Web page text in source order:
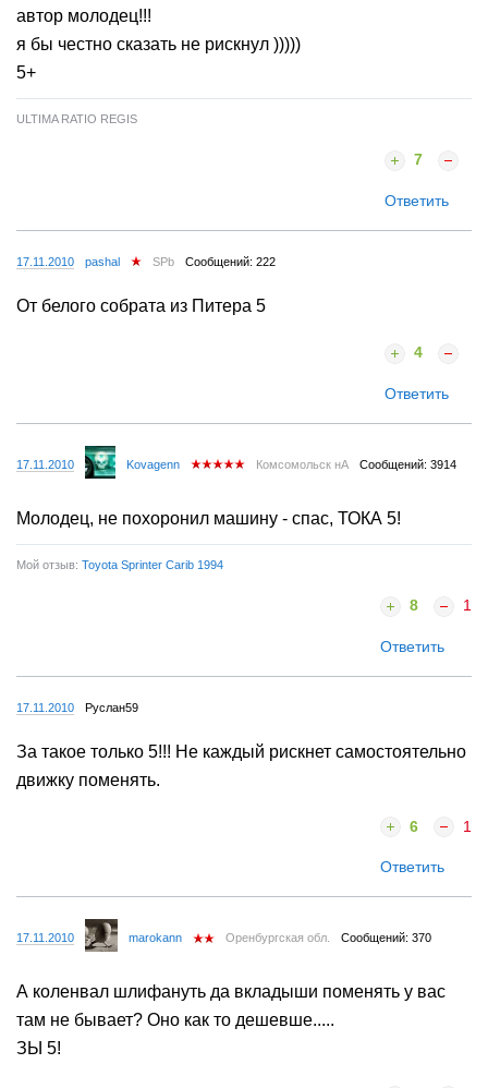
автор молодец!!!
я бы честно сказать не рискнул )))))
5+
ULTIMA RATIO REGIS
7
Ответить
17.11.2010 pashal SPb Сообщений: 222
От белого собрата из Питера 5
4
Ответить
17.11.2010 Kovagenn Комсомольск нА Сообщений: 3914
Молодец, не похоронил машину - спас, ТОКА 5!
Мой отзыв: Toyota Sprinter Carib 1994
8 1
Ответить
17.11.2010 Руслан59
За такое только 5!!! Не каждый рискнет самостоятельно
движку поменять.
6 1
Ответить
17.11.2010 marokann Оренбургская обл. Сообщений: 370
А коленвал шлифануть да вкладыши поменять у вас
там не бывает? Оно как то дешевше.....
ЗЫ 5!